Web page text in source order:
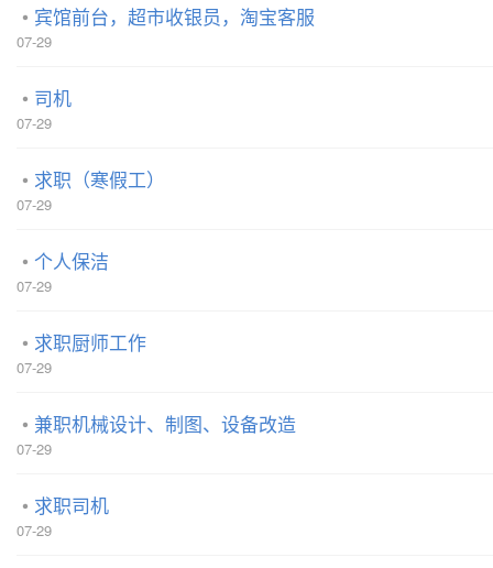
宾馆前台，超市收银员，淘宝客服
07-29
司机
07-29
求职（寒假工）
07-29
个人保洁
07-29
求职厨师工作
07-29
兼职机械设计、制图、设备改造
07-29
求职司机
07-29